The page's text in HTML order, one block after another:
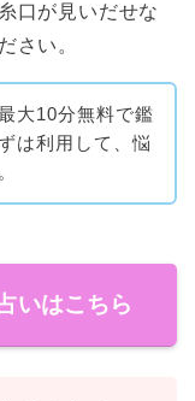
口が見いだせな
さい。
大10分無料で鑑
は利用して、悩
いはこちら